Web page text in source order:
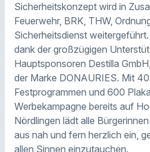
Sicherheitskonzept wird in
Feuerwehr, BRK, THW,
Sicherheitsdienst
dank der großzügigen
Hauptsponsoren Destilla
der Marke DONAURIES. Mit
Festprogrammen und 600
Werbekampagne bereits auf
Nördlingen lädt alle
aus nah und fern herzlich ein,
allen Sinnen einzutauchen.